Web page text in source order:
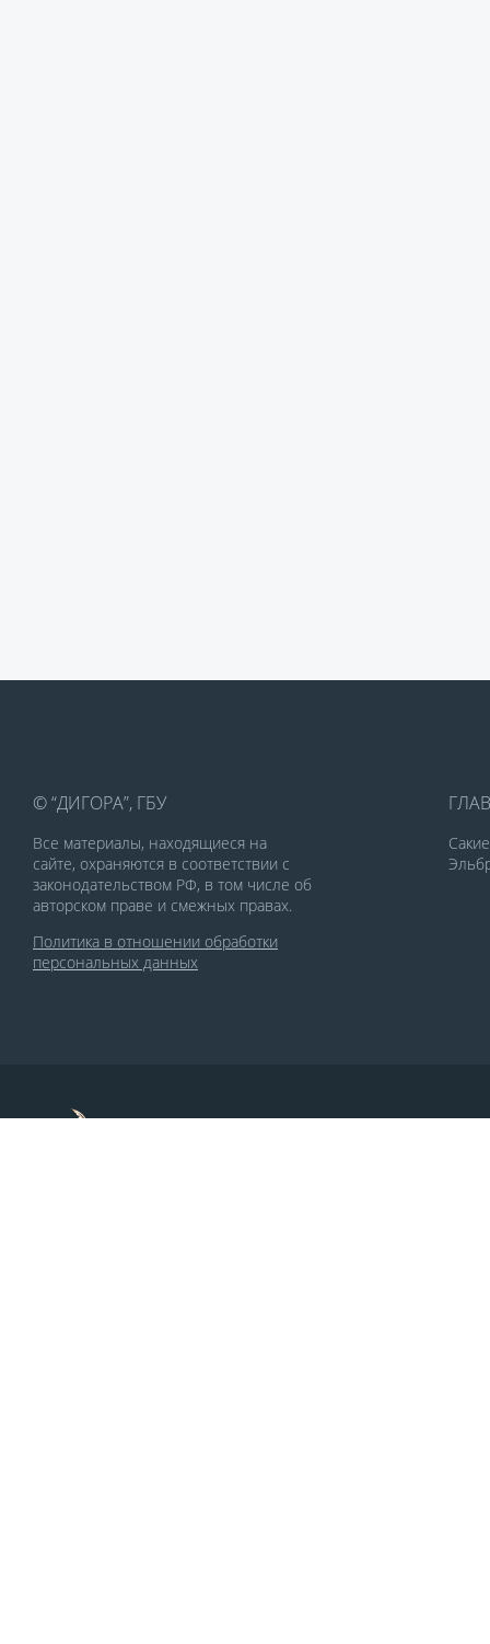
© “ДИГОРА”, ГБУ
Все материалы, находящиеся на
сайте, охраняются в соответствии с
законодательством РФ, в том числе об
авторском праве и смежных правах.
Политика в отношении обработки
персональных данных